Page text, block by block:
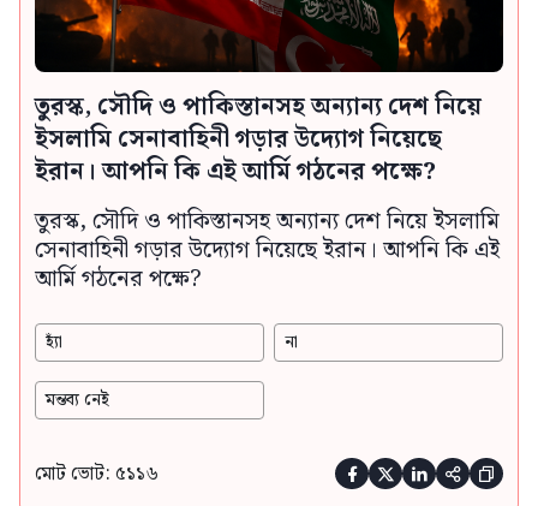
তুরস্ক, সৌদি ও পাকিস্তানসহ অন্যান্য দেশ নিয়ে
ইসলামি সেনাবাহিনী গড়ার উদ্যোগ নিয়েছে
ইরান। আপনি কি এই আর্মি গঠনের পক্ষে?
তুরস্ক, সৌদি ও পাকিস্তানসহ অন্যান্য দেশ নিয়ে ইসলামি
সেনাবাহিনী গড়ার উদ্যোগ নিয়েছে ইরান। আপনি কি এই
আর্মি গঠনের পক্ষে?
হ্যাঁ না
মন্তব্য নেই
মোট ভোট: ৫১১৬     